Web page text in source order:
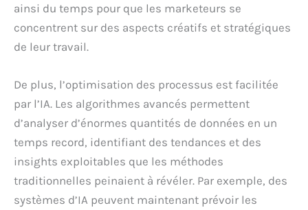
ainsi du temps pour que les marketeurs se
concentrent sur des aspects créatifs et stratégiques
de leur travail.
De plus, l’optimisation des processus est facilitée
par l’IA. Les algorithmes avancés permettent
d’analyser d’énormes quantités de données en un
temps record, identifiant des tendances et des
insights exploitables que les méthodes
traditionnelles peinaient à révéler. Par exemple, des
systèmes d’IA peuvent maintenant prévoir les